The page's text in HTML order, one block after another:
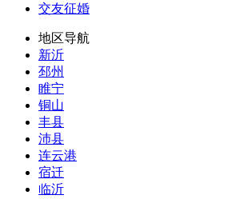
交友征婚
地区导航
新沂
邳州
睢宁
铜山
丰县
沛县
连云港
宿迁
临沂